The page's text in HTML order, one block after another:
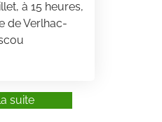
à 15 heures,
de Verlhac-
suite